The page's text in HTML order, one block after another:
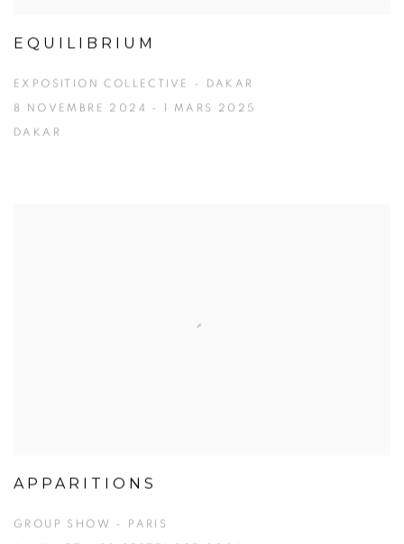
EQUILIBRIUM
EXPOSITION COLLECTIVE - DAKAR
8 NOVEMBRE 2024 - 1 MARS 2025
DAKAR
APPARITIONS
GROUP SHOW - PARIS